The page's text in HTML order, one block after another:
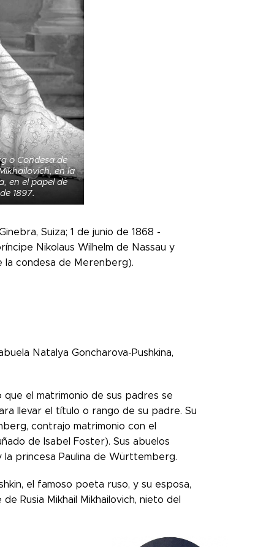
o Condesa de
en la
en el papel de
1897.
Suiza; 1 de junio de 1868 -
Nikolaus Wilhelm de Nassau y
la condesa de Merenberg).
Natalya Goncharova-Pushkina,
que el matrimonio de sus padres se
llevar el título o rango de su padre. Su
contrajo matrimonio con el
de Isabel Foster). Sus abuelos
princesa Paulina de Württemberg.
el famoso poeta ruso, y su esposa,
Rusia Mikhail Mikhailovich, nieto del